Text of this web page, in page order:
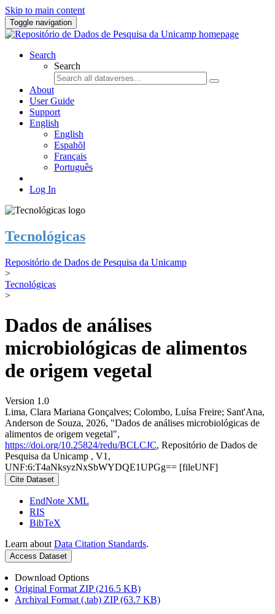
Skip to main content
Toggle navigation
Search
Search
About
User Guide
Support
English
English
Espahõl
Français
Português
Log In
Tecnológicas
Repositório de Dados de Pesquisa da Unicamp
>
Tecnológicas
>
Dados de análises
microbiológicas de alimentos
de origem vegetal
Version 1.0
Lima, Clara Mariana Gonçalves; Colombo, Luísa Freire; Sant'Ana,
Anderson de Souza, 2026, "Dados de análises microbiológicas de
alimentos de origem vegetal",
https://doi.org/10.25824/redu/BCLCJC, Repositório de Dados de
Pesquisa da Unicamp , V1,
UNF:6:T4aNksyzNxSbWYDQE1UPGg== [fileUNF]
Cite Dataset
EndNote XML
RIS
BibTeX
Learn about Data Citation Standards.
Access Dataset
Download Options
Original Format ZIP (216.5 KB)
Archival Format (.tab) ZIP (63.7 KB)